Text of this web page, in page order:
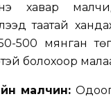
хавар
таатай
500 мянган
болохоор
малчин: